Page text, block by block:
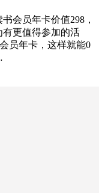
会员年卡价值298，
更值得参加的活
员年卡，这样就能0